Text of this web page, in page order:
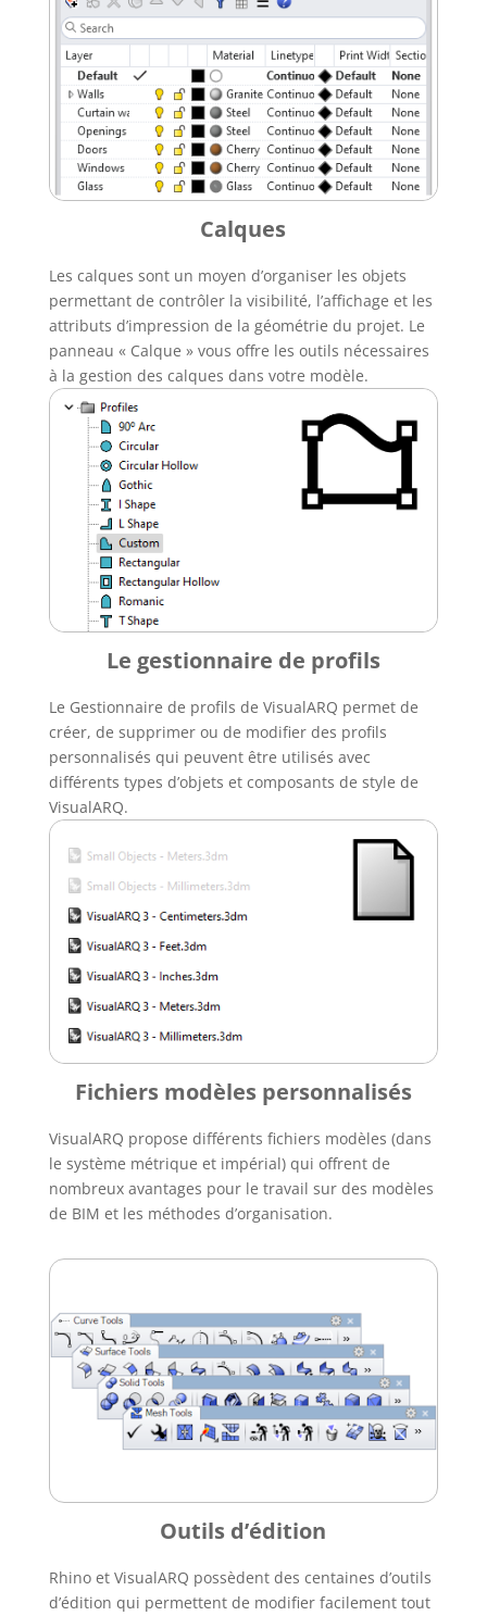
Calques
Les calques sont un moyen d’organiser les objets
permettant de contrôler la visibilité, l’affichage et les
attributs d’impression de la géométrie du projet. Le
panneau « Calque » vous offre les outils nécessaires
à la gestion des calques dans votre modèle.
Le gestionnaire de profils
Le Gestionnaire de profils de VisualARQ permet de
créer, de supprimer ou de modifier des profils
personnalisés qui peuvent être utilisés avec
différents types d’objets et composants de style de
VisualARQ.
Fichiers modèles personnalisés
VisualARQ propose différents fichiers modèles (dans
le système métrique et impérial) qui offrent de
nombreux avantages pour le travail sur des modèles
de BIM et les méthodes d’organisation.
Outils d’édition
Rhino et VisualARQ possèdent des centaines d’outils
d’édition qui permettent de modifier facilement tout